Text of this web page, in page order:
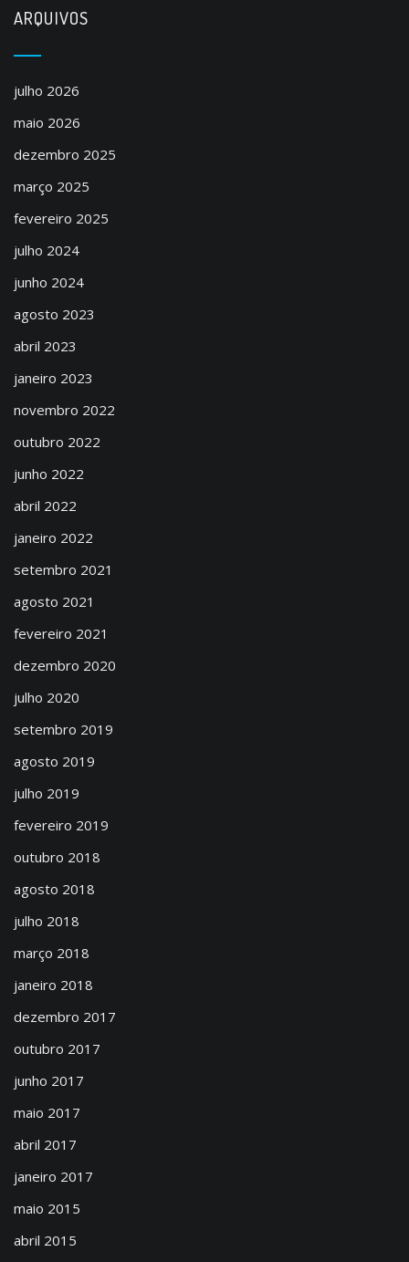
ARQUIVOS
julho 2026
maio 2026
dezembro 2025
março 2025
fevereiro 2025
julho 2024
junho 2024
agosto 2023
abril 2023
janeiro 2023
novembro 2022
outubro 2022
junho 2022
abril 2022
janeiro 2022
setembro 2021
agosto 2021
fevereiro 2021
dezembro 2020
julho 2020
setembro 2019
agosto 2019
julho 2019
fevereiro 2019
outubro 2018
agosto 2018
julho 2018
março 2018
janeiro 2018
dezembro 2017
outubro 2017
junho 2017
maio 2017
abril 2017
janeiro 2017
maio 2015
abril 2015